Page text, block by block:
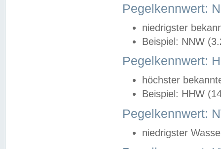
Pegelkennwert:
niedrigster
Beispiel: NNW
Pegelkennwert:
höchster
Beispiel: HHW
Pegelkennwert:
niedrigster